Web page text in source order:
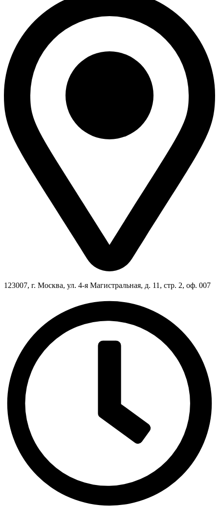
123007, г. Москва, ул. 4-я Магистральная, д. 11, стр. 2, оф. 007